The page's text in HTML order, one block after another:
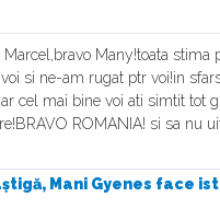
Many!toata stima
si ne-am rugat ptr voi!in
cel mai bine voi ati simtit tot
ROMANIA! si sa nu
Mani Gyenes face